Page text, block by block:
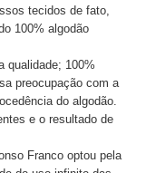
tecidos de fato,
100% algodão
qualidade; 100%
preocupação com a
do algodão.
e o resultado de
Franco optou pela